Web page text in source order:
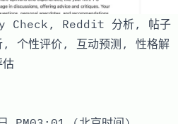
Check, Reddit 分析, 帖子
, 个性评价, 互动预测, 性格解